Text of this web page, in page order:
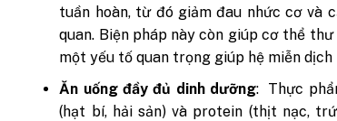
tuần hoàn, từ đó giảm đau nhức cơ và
quan. Biện pháp này còn giúp cơ thể
một yếu tố quan trọng giúp hệ miễn dịch
Ăn uống đầy đủ dinh dưỡng: Thực
(hạt bí, hải sản) và protein (thịt nạc,